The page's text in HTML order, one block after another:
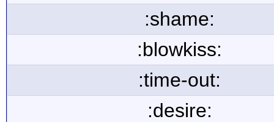
:shame:
:blowkiss:
:time-out:
:desire: